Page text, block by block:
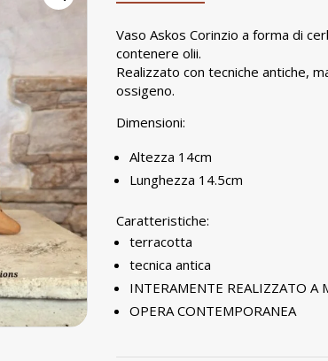
Vaso Askos Corinzio a forma di
contenere olii.
Realizzato con tecniche antiche,
ossigeno.
Dimensioni:
Altezza 14cm
Lunghezza 14.5cm
Caratteristiche:
terracotta
tecnica antica
INTERAMENTE REALIZZATO A
OPERA CONTEMPORANEA